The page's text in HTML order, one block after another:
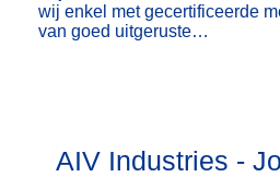
wij enkel met gecertificeerde
van goed uitgeruste…
AIV Industries -